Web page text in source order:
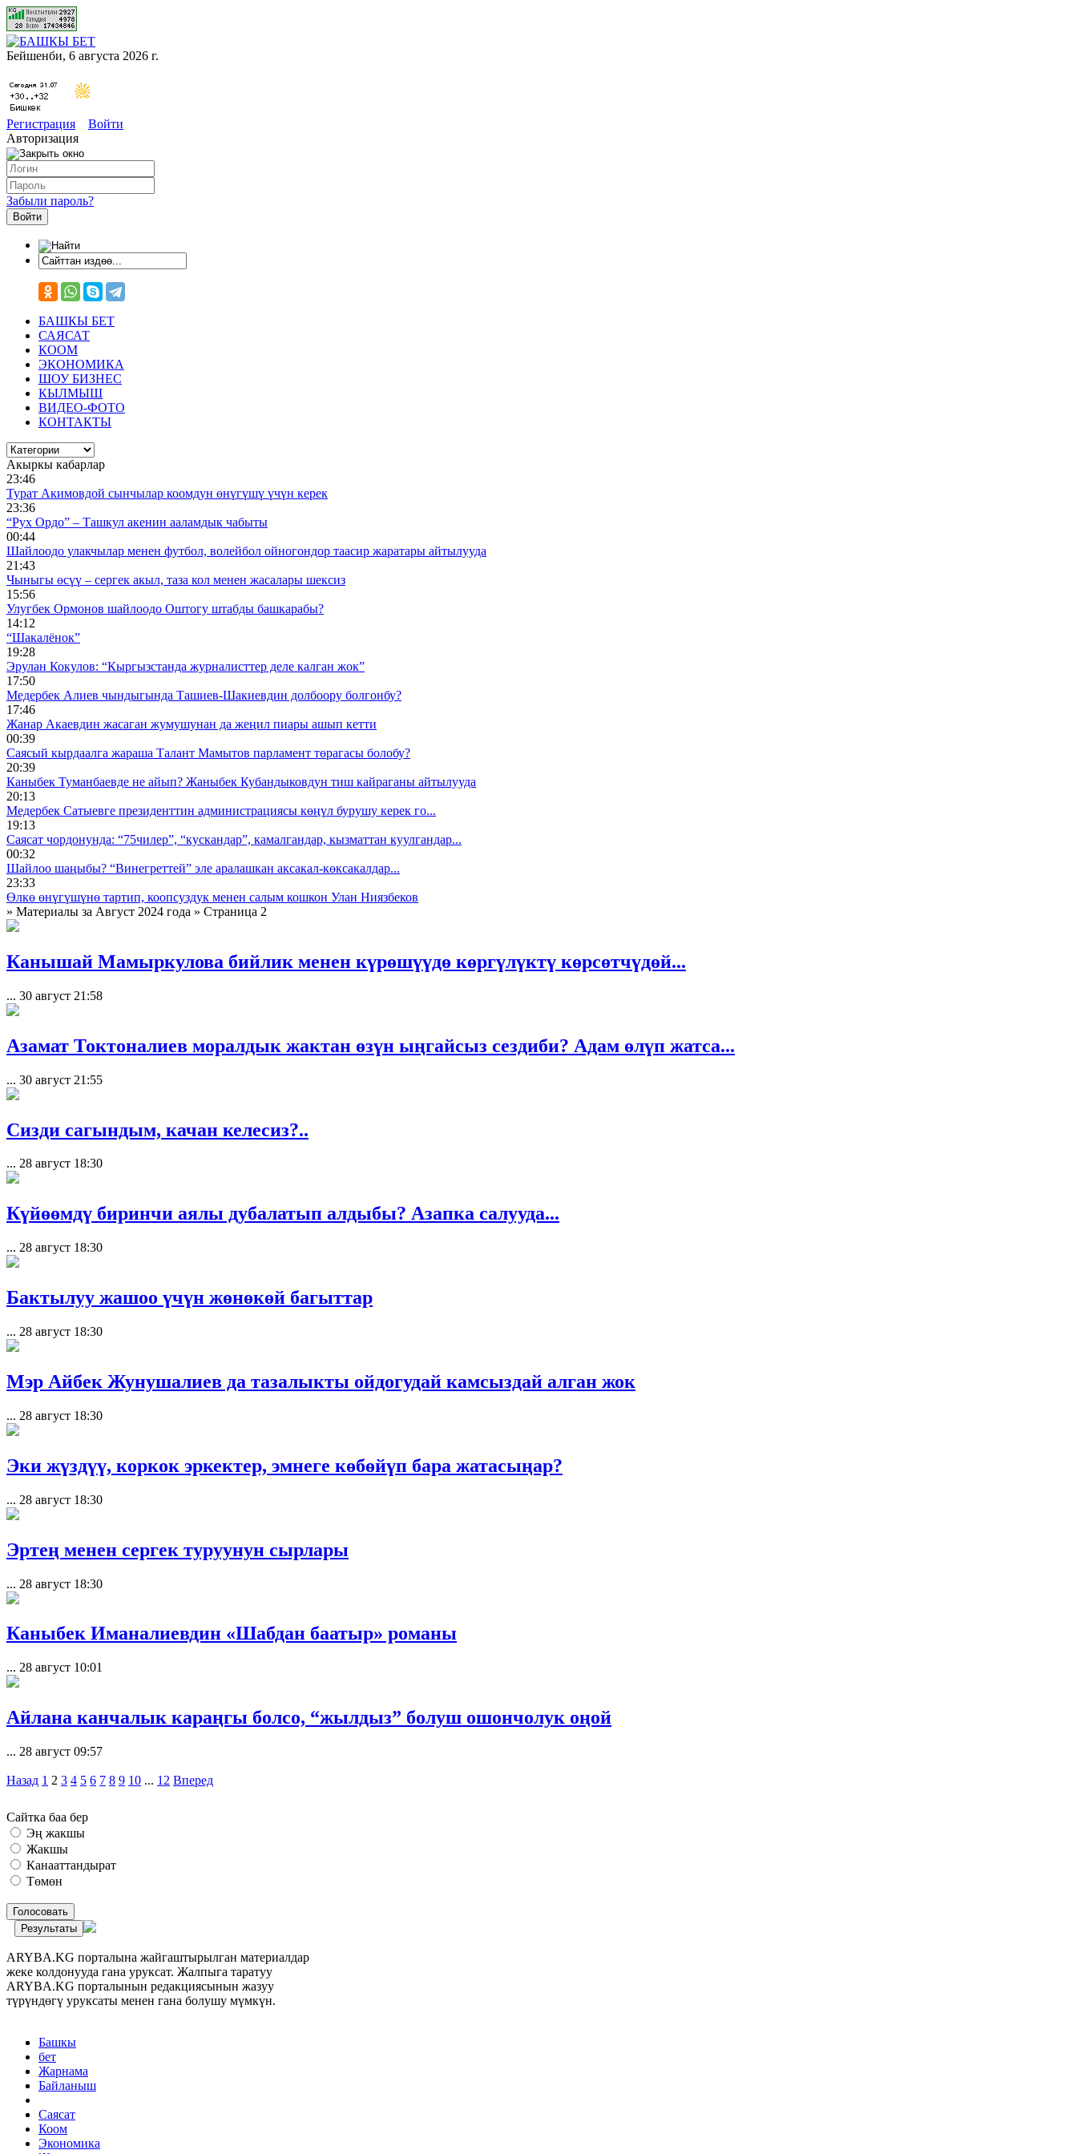
Бейшенби, 6 августа 2026 г.
Регистрация
Войти
Авторизация
Забыли пароль?
БАШКЫ БЕТ
САЯСАТ
КООМ
ЭКОНОМИКА
ШОУ БИЗНЕС
КЫЛМЫШ
ВИДЕО-ФОТО
КОНТАКТЫ
Акыркы кабарлар
23:46
Турат Акимовдой сынчылар коомдун өнүгүшү үчүн керек
23:36
“Рух Ордо” – Ташкул акенин ааламдык чабыты
00:44
Шайлоодо улакчылар менен футбол, волейбол ойногондор таасир жаратары айтылууда
21:43
Чыныгы өсүү – сергек акыл, таза кол менен жасалары шексиз
15:56
Улугбек Ормонов шайлоодо Оштогу штабды башкарабы?
14:12
“Шакалёнок”
19:28
Эрулан Кокулов: “Кыргызстанда журналисттер деле калган жок”
17:50
Медербек Алиев чындыгында Ташиев-Шакиевдин долбоору болгонбу?
17:46
Жанар Акаевдин жасаган жумушунан да жеңил пиары ашып кетти
00:39
Саясый кырдаалга жараша Талант Мамытов парламент төрагасы болобу?
20:39
Каныбек Туманбаевде не айып? Жаныбек Кубандыковдун тиш кайраганы айтылууда
20:13
Медербек Сатыевге президенттин администрациясы көңүл бурушу керек го...
19:13
Саясат чордонунда: “75чилер”, “кускандар”, камалгандар, кызматтан куулгандар...
00:32
Шайлоо шаңыбы? “Винегреттей” эле аралашкан аксакал-көксакалдар...
23:33
Өлкө өнүгүшүнө тартип, коопсуздук менен салым кошкон Улан Ниязбеков
» Материалы за Август 2024 года » Страница 2
Канышай Мамыркулова бийлик менен күрөшүүдө көргүлүктү көрсөтчүдөй...
... 30 август 21:58
Азамат Токтоналиев моралдык жактан өзүн ыңгайсыз сездиби? Адам өлүп жатса...
... 30 август 21:55
Сизди сагындым, качан келесиз?..
... 28 август 18:30
Күйөөмдү биринчи аялы дубалатып алдыбы? Азапка салууда...
... 28 август 18:30
Бактылуу жашоо үчүн жөнөкөй багыттар
... 28 август 18:30
Мэр Айбек Жунушалиев да тазалыкты ойдогудай камсыздай алган жок
... 28 август 18:30
Эки жүздүү, коркок эркектер, эмнеге көбөйүп бара жатасыңар?
... 28 август 18:30
Эртең менен сергек туруунун сырлары
... 28 август 18:30
Каныбек Иманалиевдин «Шабдан баатыр» романы
... 28 август 10:01
Айлана канчалык караңгы болсо, “жылдыз” болуш ошончолук оңой
... 28 август 09:57
Назад 1 2 3 4 5 6 7 8 9 10 ... 12 Вперед
Сайтка баа бер
Эң жакшы
Жакшы
Канааттандырат
Төмөн
Голосовать
Результаты
ARYBA.KG порталына жайгаштырылган материалдар
жеке колдонууда гана уруксат. Жалпыга таратуу
ARYBA.KG порталынын редакциясынын жазуу
түрүндөгү уруксаты менен гана болушу мүмкүн.
Башкы
бет
Жарнама
Байланыш
Саясат
Коом
Экономика